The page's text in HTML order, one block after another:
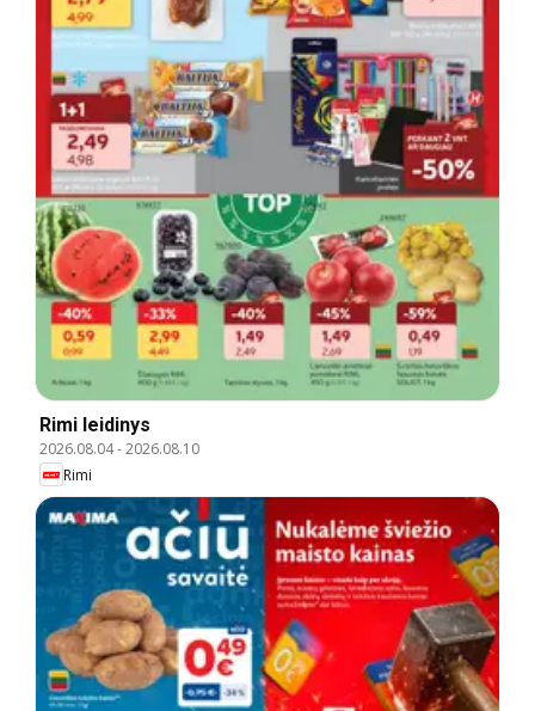
Rimi leidinys
2026.08.04-2026.08.10
Rimi